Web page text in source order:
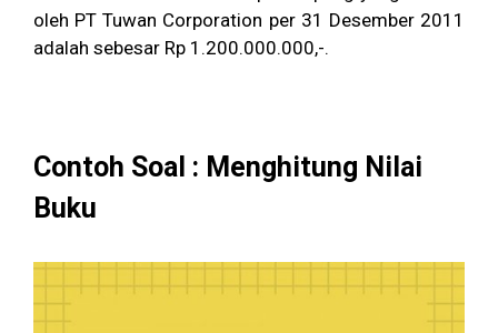
oleh PT Tuwan Corporation per 31 Desember 2011
adalah sebesar Rp 1.200.000.000,-.
Contoh Soal : Menghitung Nilai
Buku